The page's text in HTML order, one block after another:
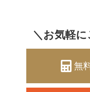
＼お気軽
無